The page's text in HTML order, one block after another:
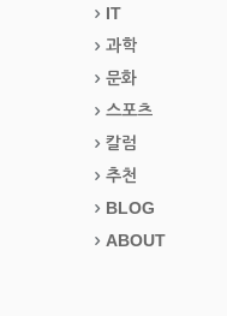
IT
과학
문화
스포츠
칼럼
추천
BLOG
ABOUT